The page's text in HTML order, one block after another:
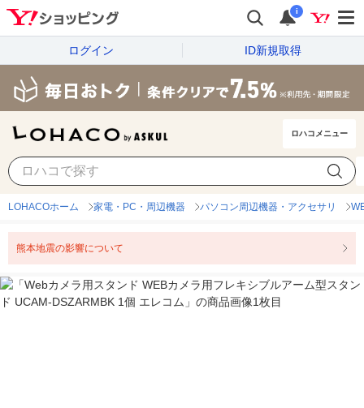
i
ログイン ID新規取得
ロハコメニュー
LOHACOホーム 家電・PC・周辺機器 パソコン周辺機器・アクセサリ
熊本地震の影響について